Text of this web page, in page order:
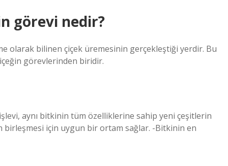
görevi nedir?
olarak bilinen çiçek üremesinin gerçekleştiği yerdir. Bu
görevlerinden biridir.
aynı bitkinin tüm özelliklerine sahip yeni çeşitlerin
için uygun bir ortam sağlar. -Bitkinin en